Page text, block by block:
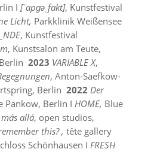
I [ˈapɡəˌfakt], Kunstfestival
Licht, Parkklinik Weißensee
, Kunstfestival
, Kunstsalon am Teute,
2023 VARIABLE X,
, Anton-Saefkow-
Berlin 2022 Der
Pankow, Berlin I HOME, Blue
más allá, open studios,
this? , tête gallery
Schönhausen I FRESH